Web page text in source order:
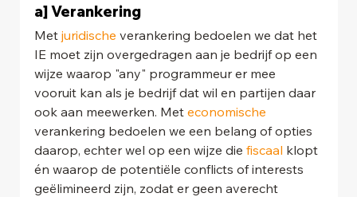
a] Verankering
Met juridische verankering bedoelen we dat het
IE moet zijn overgedragen aan je bedrijf op een
wijze waarop "any" programmeur er mee
vooruit kan als je bedrijf dat wil en partijen daar
ook aan meewerken. Met economische
verankering bedoelen we een belang of opties
daarop, echter wel op een wijze die fiscaal klopt
én waarop de potentiële conflicts of interests
geëlimineerd zijn, zodat er geen averecht